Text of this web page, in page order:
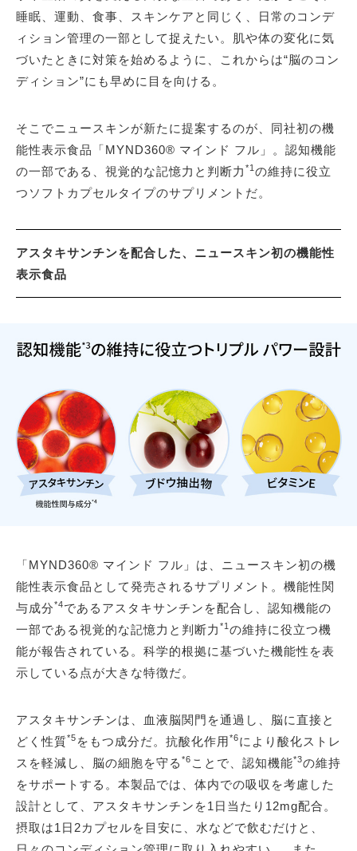
睡眠、運動、食事、スキンケアと同じく、日常のコンデ
ィション管理の一部として捉えたい。肌や体の変化に気
づいたときに対策を始めるように、これからは“脳のコン
ディション”にも早めに目を向ける。
そこでニュースキンが新たに提案するのが、同社初の機
能性表示食品「MYND360® マインド フル」。認知機能
の一部である、視覚的な記憶力と判断力 *1 の維持に役立
つソフトカプセルタイプのサプリメントだ。
アスタキサンチンを配合した、ニュースキン初の機能性
表示食品
「MYND360® マインド フル」は、ニュースキン初の機
能性表示食品として発売されるサプリメント。機能性関
与成分*4であるアスタキサンチンを配合し、認知機能の
一部である視覚的な記憶力と判断力 *1 の維持に役立つ機
能が報告されている。科学的根拠に基づいた機能性を表
示している点が大きな特徴だ。
アスタキサンチンは、血液脳関門を通過し、脳に直接と
どく性質*5 をもつ成分だ。抗酸化作用*6により酸化ストレ
スを軽減し、脳の細胞を守る *6 ことで、認知機能*3の維持
をサポートする。本製品では、体内での吸収を考慮した
設計として、アスタキサンチンを1日当たり12mg配合。
摂取は1日2カプセルを目安に、水などで飲むだけと、